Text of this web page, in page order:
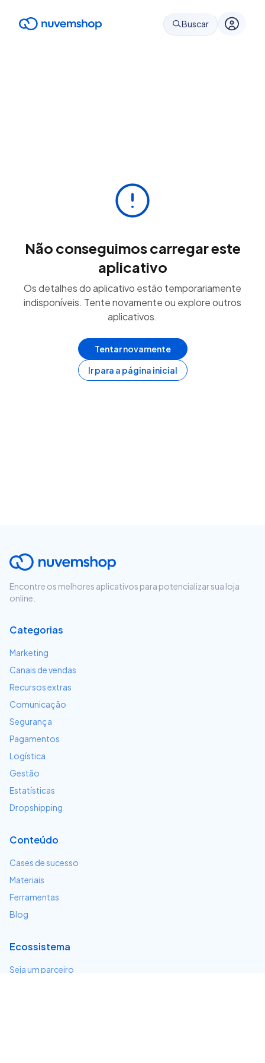
Buscar
Não conseguimos carregar este
aplicativo
Os detalhes do aplicativo estão temporariamente
indisponíveis. Tente novamente ou explore outros
aplicativos.
Tentar novamente
Ir para a página inicial
Encontre os melhores aplicativos para potencializar sua loja
online.
Categorias
Marketing
Canais de vendas
Recursos extras
Comunicação
Segurança
Pagamentos
Logística
Gestão
Estatísticas
Dropshipping
Conteúdo
Cases de sucesso
Materiais
Ferramentas
Blog
Ecossistema
Seja um parceiro